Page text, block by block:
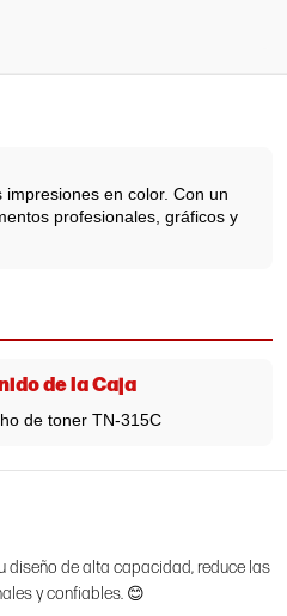
en color. Con un
profesionales, gráficos y
de la Caja
de toner TN-315C
diseño de alta capacidad, reduce las
y confiables. 😊